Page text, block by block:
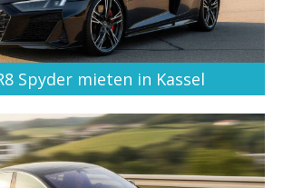
Spyder mieten in Kassel